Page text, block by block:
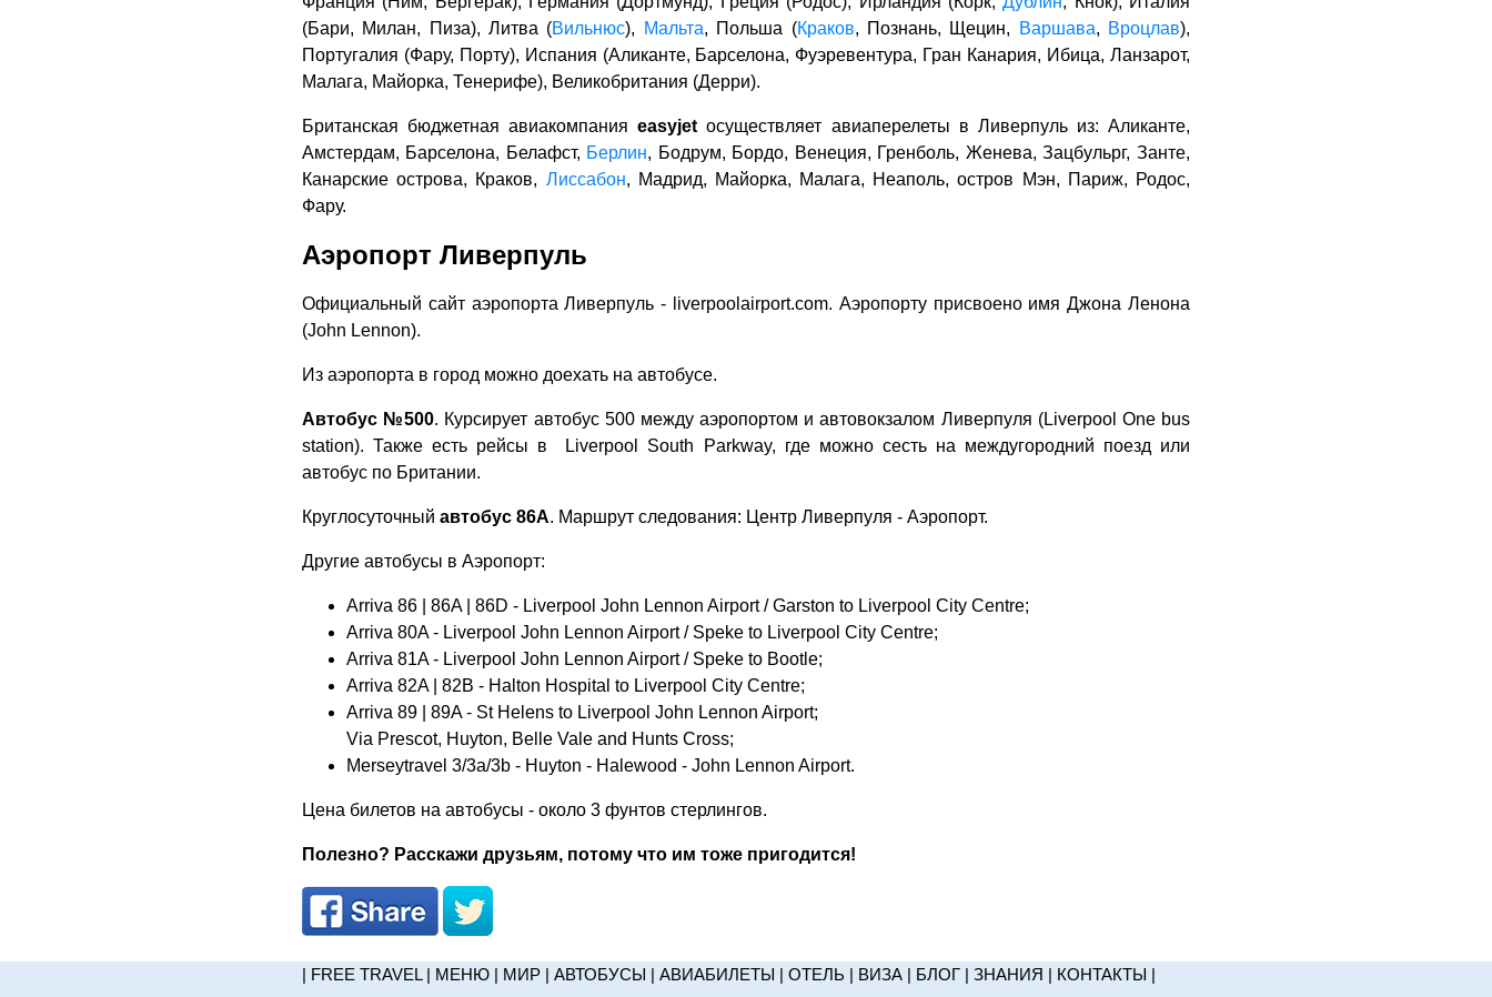
(Бари, Милан, Пиза), Литва (Вильнюс), Мальта, Польша (Краков, Познань, Щецин, Варшава, Вроцлав),
Португалия (Фару, Порту), Испания (Аликанте, Барселона, Фуэревентура, Гран Канария, Ибица, Ланзарот,
Малага, Майорка, Тенерифе), Великобритания (Дерри).
Британская бюджетная авиакомпанияeasyjet осуществляет авиаперелеты в Ливерпуль из: Аликанте,
Амстердам, Барселона, Белафст, Берлин, Бодрум, Бордо, Венеция, Гренболь, Женева, Зацбульрг, Занте,
Канарские острова, Краков, Лиссабон, Мадрид, Майорка, Малага, Неаполь, остров Мэн, Париж, Родос,
Фару.
Аэропорт Ливерпуль
Официальный сайт аэропорта Ливерпуль - liverpoolairport.com. Аэропорту присвоено имя Джона Ленона
(John Lennon).
Из аэропорта в город можно доехать на автобусе.
Автобус №500. Курсирует автобус 500 между аэропортом и автовокзалом Ливерпуля (Liverpool One bus
station). Также есть рейсы в Liverpool South Parkway, где можно сесть на междугородний поезд или
автобус по Британии.
Круглосуточный автобус 86A. Маршрут следования: Центр Ливерпуля - Аэропорт.
Другие автобусы в Аэропорт:
Arriva 86 | 86A | 86D - Liverpool John Lennon Airport / Garston to Liverpool City Centre;
Arriva 80A - Liverpool John Lennon Airport / Speke to Liverpool City Centre;
Arriva 81A - Liverpool John Lennon Airport / Speke to Bootle;
Arriva 82A | 82B - Halton Hospital to Liverpool City Centre;
Arriva 89 | 89A - St Helens to Liverpool John Lennon Airport;
Via Prescot, Huyton, Belle Vale and Hunts Cross;
Merseytravel 3/3a/3b - Huyton - Halewood - John Lennon Airport.
Цена билетов на автобусы - около 3 фунтов стерлингов.
Полезно? Расскажи друзьям, потому что им тоже пригодится!
| FREE TRAVEL| МЕНЮ | МИР | АВТОБУСЫ | АВИАБИЛЕТЫ | ОТЕЛЬ | ВИЗА | БЛОГ | ЗНАНИЯ | КОНТАКТЫ |